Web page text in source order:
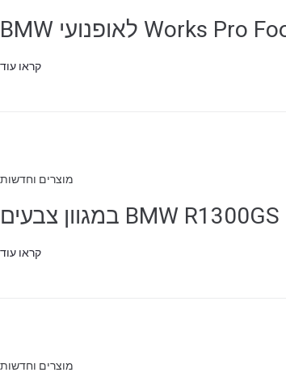
קראו עוד
מוצרים וחדשות
קראו עוד
מוצרים וחדשות